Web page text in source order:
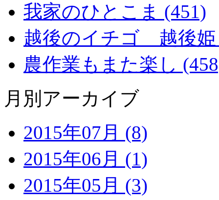
我家のひとこま (451)
越後のイチゴ 越後姫
農作業もまた楽し
月別アーカイブ
2015年07月 (8)
2015年06月 (1)
2015年05月 (3)